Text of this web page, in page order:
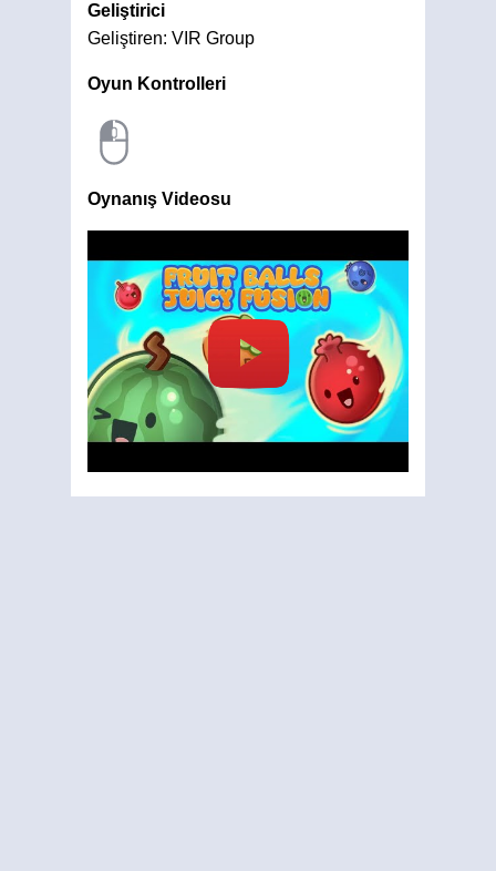
Geliştirici
Geliştiren: VIR Group
Oyun Kontrolleri
Oynanış Videosu